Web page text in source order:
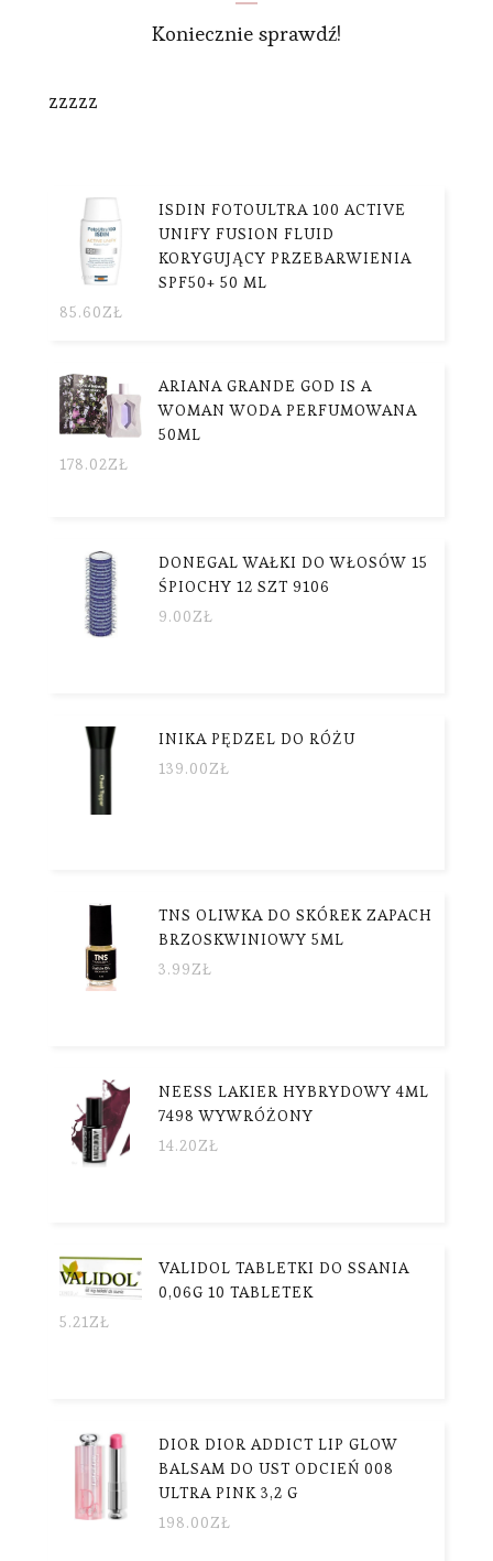
Koniecznie sprawdź!
zzzzz
ISDIN FOTOULTRA 100 ACTIVE
UNIFY FUSION FLUID
KORYGUJĄCY PRZEBARWIENIA
SPF50+ 50 ML
85.60ZŁ
ARIANA GRANDE GOD IS A
WOMAN WODA PERFUMOWANA
50ML
178.02ZŁ
DONEGAL WAŁKI DO WŁOSÓW 15
ŚPIOCHY 12 SZT 9106
9.00ZŁ
INIKA PĘDZEL DO RÓŻU
139.00ZŁ
TNS OLIWKA DO SKÓREK ZAPACH
BRZOSKWINIOWY 5ML
3.99ZŁ
NEESS LAKIER HYBRYDOWY 4ML
7498 WYWRÓŻONY
14.20ZŁ
VALIDOL TABLETKI DO SSANIA
0,06G 10 TABLETEK
5.21ZŁ
DIOR DIOR ADDICT LIP GLOW
BALSAM DO UST ODCIEŃ 008
ULTRA PINK 3,2 G
198.00ZŁ